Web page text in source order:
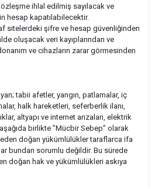
ihlal edilmiş sayılacak ve
hesap kapatılabilecektir.
sitelerdeki şifre ve hesap güvenliğinden
oluşacak veri kayıplarından ve
ve cihazların zarar görmesinden
tabii afetler, yangın, patlamalar, iç
halk hareketleri, seferberlik ilanı,
altyapı ve internet arızaları, elektrik
birlikte "Mücbir Sebep” olarak
doğan yükümlülükler taraflarca ifa
bundan sorumlu değildir. Bu sürede
doğan hak ve yükümlülükleri askıya